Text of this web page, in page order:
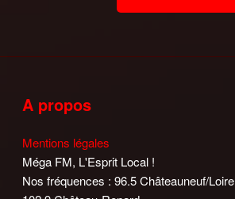
A propos
Mentions légales
Méga FM, L'Esprit Local !
Nos fréquences : 96.5 Châteauneuf/Loire